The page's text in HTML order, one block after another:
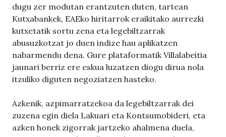
dugu zer modutan erantzuten duten, tartean
Kutxabankek, EAEko hiritarrok eraikitako aurrezki
kutxetatik sortu zena eta legebiltzarrak
abusuzkotzat jo duen indize hau aplikatzen
nabarmendu dena. Gure plataformatik Villalabeitia
jaunari berriz ere eskua luzatzen diogu dirua nola
itzuliko diguten negoziatzen hasteko.
Azkenik, azpimarratzekoa da legebiltzarrak dei
zuzena egin diela Lakuari eta Kontsumobideri, eta
azken honek zigorrak jartzeko ahalmena duela,